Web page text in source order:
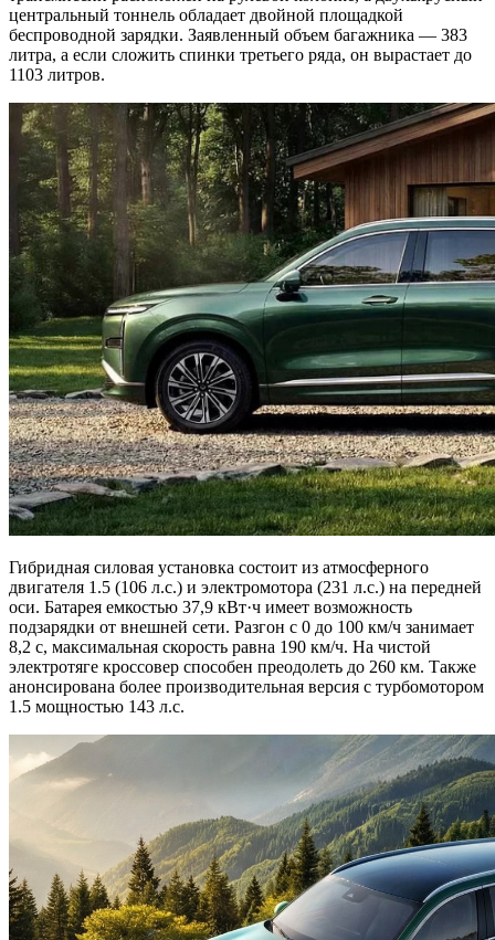
центральный тоннель обладает двойной площадкой
беспроводной зарядки. Заявленный объем багажника — 383
литра, а если сложить спинки третьего ряда, он вырастает до
1103 литров.
Гибридная силовая установка состоит из атмосферного
двигателя 1.5 (106 л.с.) и электромотора (231 л.с.) на передней
оси. Батарея емкостью 37,9 кВт·ч имеет возможность
подзарядки от внешней сети. Разгон с 0 до 100 км/ч занимает
8,2 с, максимальная скорость равна 190 км/ч. На чистой
электротяге кроссовер способен преодолеть до 260 км. Также
анонсирована более производительная версия с турбомотором
1.5 мощностью 143 л.с.